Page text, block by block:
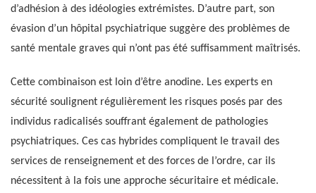
d’adhésion à des idéologies extrémistes. D’autre part, son
évasion d’un hôpital psychiatrique suggère des problèmes de
santé mentale graves qui n’ont pas été suffisamment maîtrisés.
Cette combinaison est loin d’être anodine. Les experts en
sécurité soulignent régulièrement les risques posés par des
individus radicalisés souffrant également de pathologies
psychiatriques. Ces cas hybrides compliquent le travail des
services de renseignement et des forces de l’ordre, car ils
nécessitent à la fois une approche sécuritaire et médicale.